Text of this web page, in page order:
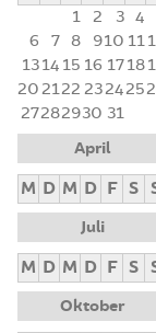
1 2 3 4
6
7 8 910 11
1314 15 16 1718
202122 232425
27282930 31
April
M D M D F S
Juli
M D M D F S
Oktober